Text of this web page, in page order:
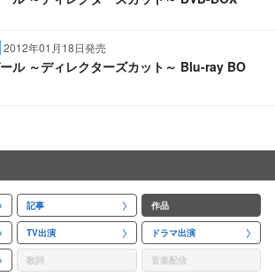
2012年01月18日発売
ル ～ディレクターズカット～ Blu-ray BO
記事 作品
TV出演 ドラマ出演
歌詞 音楽配信